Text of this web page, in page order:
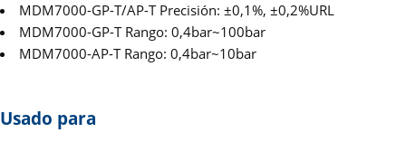
MDM7000-GP-T/AP-T Precisión: ±0,1%, ±0,2%URL
MDM7000-GP-T Rango: 0,4bar~100bar
MDM7000-AP-T Rango: 0,4bar~10bar
Usado para